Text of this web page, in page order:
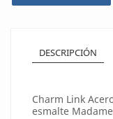
DESCRIPCIÓN
Charm Link
esmalte Madame